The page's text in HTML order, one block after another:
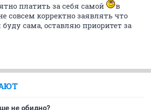
платить за себя самой
в
совсем корректно заявлять что
буду сама, оставляю приоритет за
не обидно?